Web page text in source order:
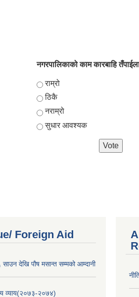
नगरपालिकाको काम कारबाहि
Choices
राम्रो
ठिकै
नराम्रो
सुधार आवश्यक
Foreign Aid
साउन देखि पौष मसान्त सम्मको आम्दानी
२०७४)